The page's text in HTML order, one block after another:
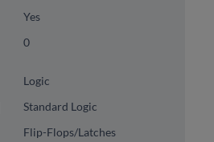
Yes
0
Logic
Standard Logic
Flip-Flops/Latches